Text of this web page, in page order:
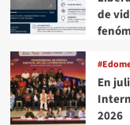
de
En
2026